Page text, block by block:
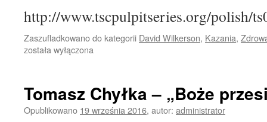
http://www.tscpulpitseries.org/polish/
Zaszufladkowano do kategorii David Wilkerson, Kazania,
została wyłączona
Tomasz Chyłka – „Boże
Opublikowano 19 września 2016, autor: administrator